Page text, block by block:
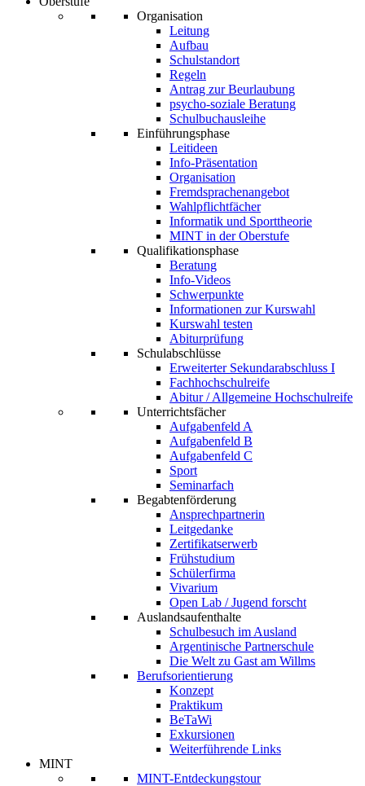
Organisation
Leitung
Aufbau
Schulstandort
Regeln
Antrag zur Beurlaubung
psycho-soziale Beratung
Schulbuchausleihe
Einführungsphase
Leitideen
Info-Präsentation
Organisation
Fremdsprachenangebot
Wahlpflichtfächer
Informatik und Sporttheorie
MINT in der Oberstufe
Qualifikationsphase
Beratung
Info-Videos
Schwerpunkte
Informationen zur Kurswahl
Kurswahl testen
Abiturprüfung
Schulabschlüsse
Erweiterter Sekundarabschluss I
Fachhochschulreife
Abitur / Allgemeine Hochschulreife
Unterrichtsfächer
Aufgabenfeld A
Aufgabenfeld B
Aufgabenfeld C
Sport
Seminarfach
Begabtenförderung
Ansprechpartnerin
Leitgedanke
Zertifikatserwerb
Frühstudium
Schülerfirma
Vivarium
Open Lab / Jugend forscht
Auslandsaufenthalte
Schulbesuch im Ausland
Argentinische Partnerschule
Die Welt zu Gast am Willms
Berufsorientierung
Konzept
Praktikum
BeTaWi
Exkursionen
Weiterführende Links
MINT
MINT-Entdeckungstour